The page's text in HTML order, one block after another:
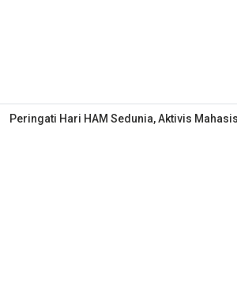
Peringati Hari HAM Sedunia, Aktivis